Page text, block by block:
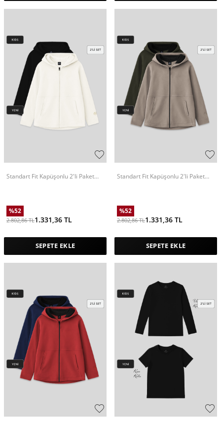
Standart Fit Kapüşonlu 2'li Paket
%52
2.802,86TL1.331,36 TL
SEPETE EKLE
Standart Fit Kapüşonlu 2'li Paket
%52
2.802,86TL1.331,36 TL
SEPETE EKLE